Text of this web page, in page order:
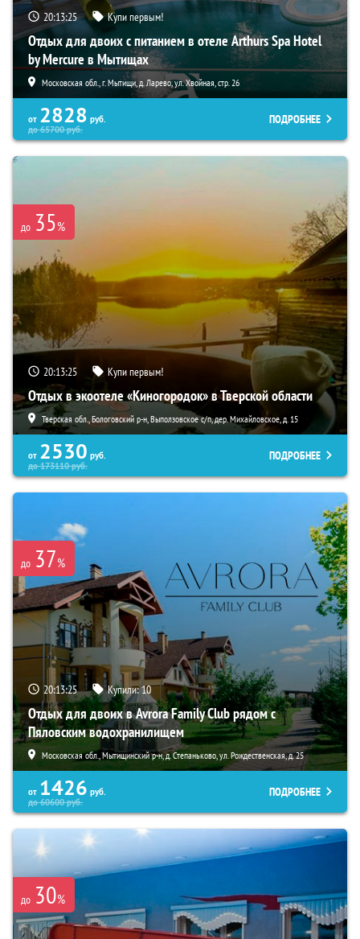
20:13:24 Купи первым!
Отдых для двоих с питанием в отеле Arthurs Spa Hotel
by Mercure в Мытищах
Московская обл., г. Мытищи, д. Ларево, ул. Хвойная, стр. 26
от 2828 руб.
до65700руб.
ПОДРОБНЕЕ
до 35%
20:13:24 Купи первым!
Отдых в экоотеле «Киногородок» в Тверской области
Тверская обл., Бологовский р-н, Выползовское с/п, дер. Михайловское, д. 15
от 2530 руб.
до173110руб.
ПОДРОБНЕЕ
до 37%
20:13:24 Купили:10
Отдых для двоих в Avrora Family Club рядом с
Пяловским водохранилищем
Московская обл., Мытищинский р-н, д. Степаньково, ул. Рождественская, д. 25
от 1426 руб.
до60600руб.
ПОДРОБНЕЕ
до 30%